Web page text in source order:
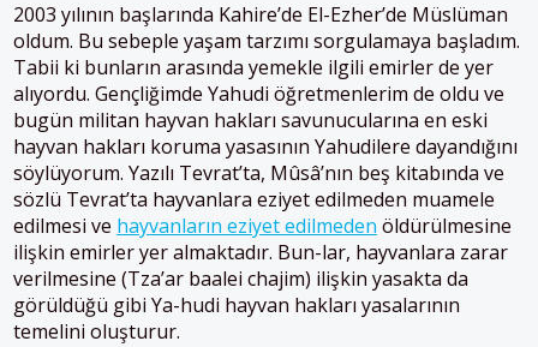
2003 yılının başlarında Kahire’de El-Ezher’de Müslüman
oldum. Bu sebeple yaşam tarzımı sorgulamaya başladım.
Tabii ki bunların arasında yemekle ilgili emirler de yer
alıyordu. Gençliğimde Yahudi öğretmenlerim de oldu ve
bugün militan hayvan hakları savunucularına en eski
hayvan hakları koruma yasasının Yahudilere dayandığını
söylüyorum. Yazılı Tevrat’ta, Mûsâ’nın beş kitabında ve
sözlü Tevrat’ta hayvanlara eziyet edilmeden muamele
edilmesi ve hayvanların eziyet edilmeden öldürülmesine
ilişkin emirler yer almaktadır. Bun-lar, hayvanlara zarar
verilmesine (Tza’ar baalei chajim) ilişkin yasakta da
görüldüğü gibi Ya-hudi hayvan hakları yasalarının
temelini oluşturur.